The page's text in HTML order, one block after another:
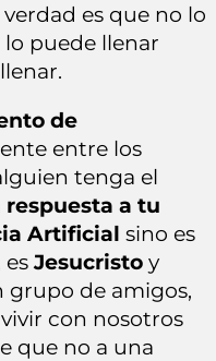
es que no lo
puede llenar
de
entre los
tenga el
respuesta a tu
Artificial sino es
esJesucristo y
grupo de amigos,
con nosotros
que no a una